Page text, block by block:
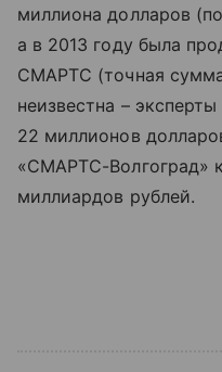
миллиона долларов
а в 2013 году была
СМАРТС (точная
неизвестна –
22 миллионов
«СМАРТС-Волгоград»
миллиардов рублей.